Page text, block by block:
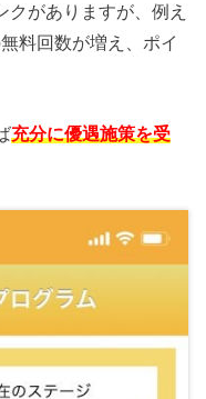
がありますが、例え
料回数が増え、ポイ
充分に優遇施策を受